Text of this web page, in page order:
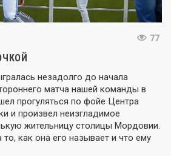
77
незадолго до начала
матча нашей команды в
прогуляться по фойе Центра
и произвел неизгладимое
жительницу столицы Мордовии.
то, как она его называет и что ему